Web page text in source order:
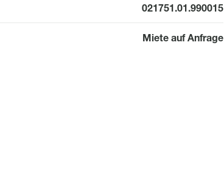
021751.01.990015
Miete auf Anfrage